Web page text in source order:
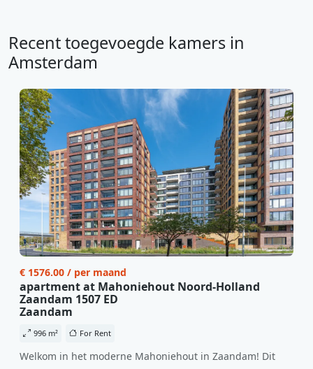
Recent toegevoegde kamers in
Amsterdam
€ 1576.00 / per maand
apartment at Mahoniehout Noord-Holland
Zaandam 1507 ED
Zaandam
996 m² For Rent
Welkom in het moderne Mahoniehout in Zaandam! Dit